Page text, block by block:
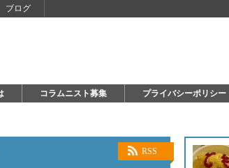
ブログ
コラムニスト募集 プライバシーポリシー
RSS